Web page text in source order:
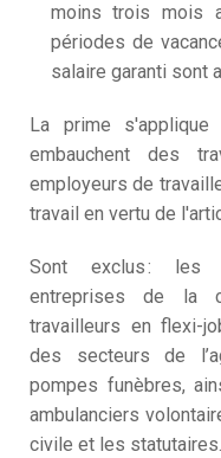
moins trois mois
périodes de
salaire garanti sont
La prime
embauchent des
employeurs de
travail en vertu de
Sont exclus : les
entreprises de la
travailleurs en flexi-
des secteurs de
pompes funèbres,
ambulanciers
civile et les statutaires.